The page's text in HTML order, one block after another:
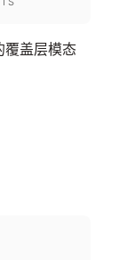
覆盖层模态